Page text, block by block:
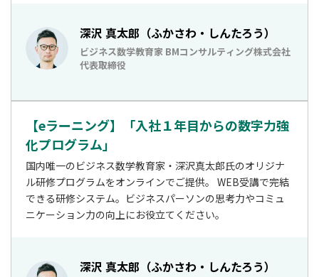
深沢 真太郎（ふかさわ・しんたろう）
ビジネス数学教育家 BMコンサルティング株式会社
代表取締役
【eラーニング】「入社１年目からの数字力強
化プログラム」
国内唯一のビジネス数学教育家・深沢真太郎氏のオリジナ
ル研修プログラムをオンラインでご提供。 WEB受講で完結
できる研修システム。ビジネスパーソンの思考力やコミュ
ニケーション力の向上にお役立てください。
深沢 真太郎（ふかさわ・しんたろう）